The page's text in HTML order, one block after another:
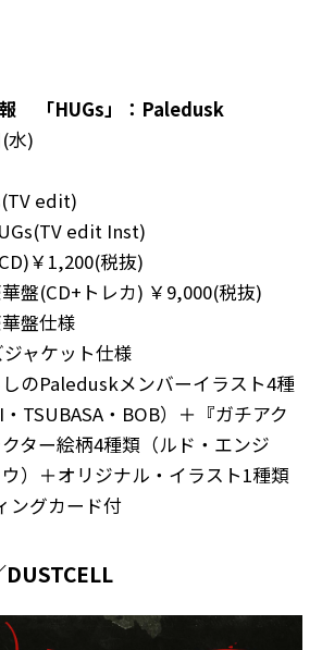
「HUGs」：Paledusk
水)
edit)
edit Inst)
￥1,200(税抜)
盤(CD+トレカ) ￥9,000(税抜)
盤仕様
ャケット仕様
のPaleduskメンバーイラスト4種
・TSUBASA・BOB）＋『ガチアク
ター絵柄4種類（ルド・エンジ
）＋オリジナル・イラスト1種類
ングカード付